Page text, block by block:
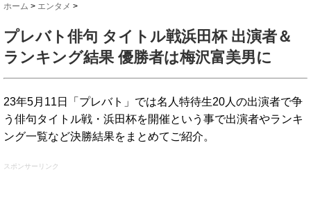
ホーム > エンタメ >
プレバト俳句 タイトル戦浜田杯 出演者＆
ランキング結果 優勝者は梅沢富美男に
23年5月11日「プレバト」では名人特待生20人の出演者で争
う俳句タイトル戦・浜田杯を開催という事で出演者やランキ
ング一覧など決勝結果をまとめてご紹介。
スポンサーリンク